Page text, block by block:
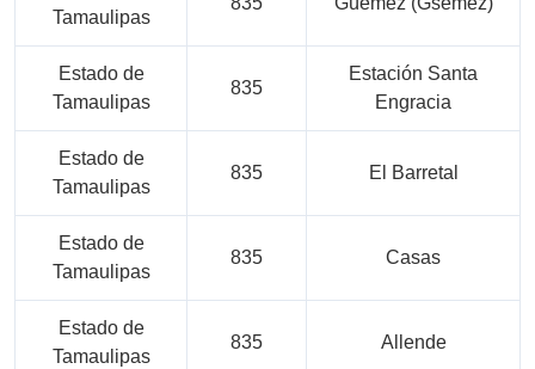
Tamaulipas
Estado de
Tamaulipas
835
Estación Santa
Engracia
Estado de
Tamaulipas
835 El Barretal
Estado de
Tamaulipas
835 Casas
Estado de
Tamaulipas
835 Allende